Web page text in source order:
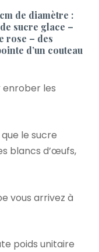
de diamètre :
sucre glace –
rose – des
d’un couteau
enrober les
le sucre
blancs d’œufs,
vous arrivez à
poids unitaire